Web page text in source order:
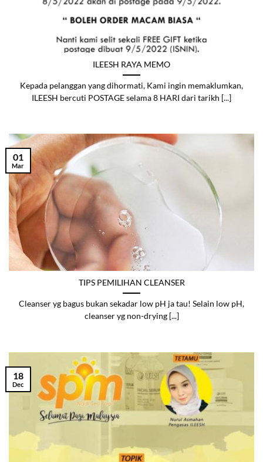
ILEESH RAYA MEMO
Kepada pelanggan yang dihormati, Kami ingin memaklumkan,
ILEESH bercuti POSTAGE selama 8 HARI dari tarikh [...]
TIPS PEMILIHAN CLEANSER
Cleanser yg bagus bukan sekadar low pH ja tau! Selain low pH,
cleanser yg non-drying [...]
01
Mar
18
Dec